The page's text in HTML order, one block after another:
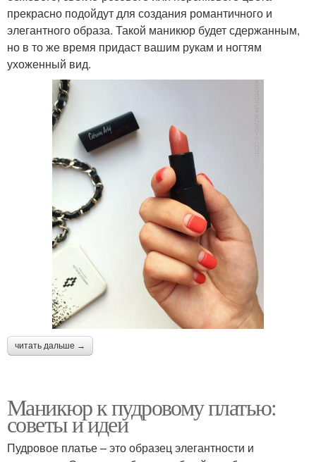
прекрасно подойдут для создания романтичного и
элегантного образа. Такой маникюр будет сдержанным,
но в то же время придаст вашим рукам и ногтям
ухоженный вид.
читать дальше →
Маникюр к пудровому платью:
советы и идеи
Пудровое платье – это образец элегантности и